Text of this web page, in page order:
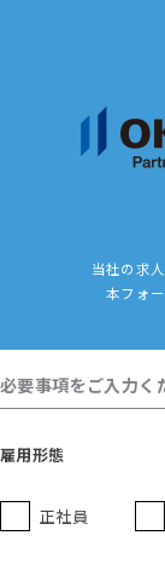
当社の求
本フォ
必要事項をご入力く
雇用形態
正社員